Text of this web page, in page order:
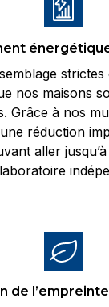
nos maisons
Grâce à nos
réduction
aller
de